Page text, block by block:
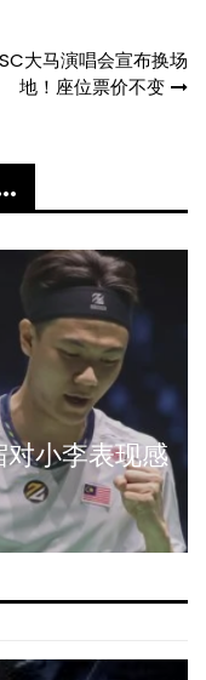
大马演唱会宣布换场
地！座位票价不变
小李表现感